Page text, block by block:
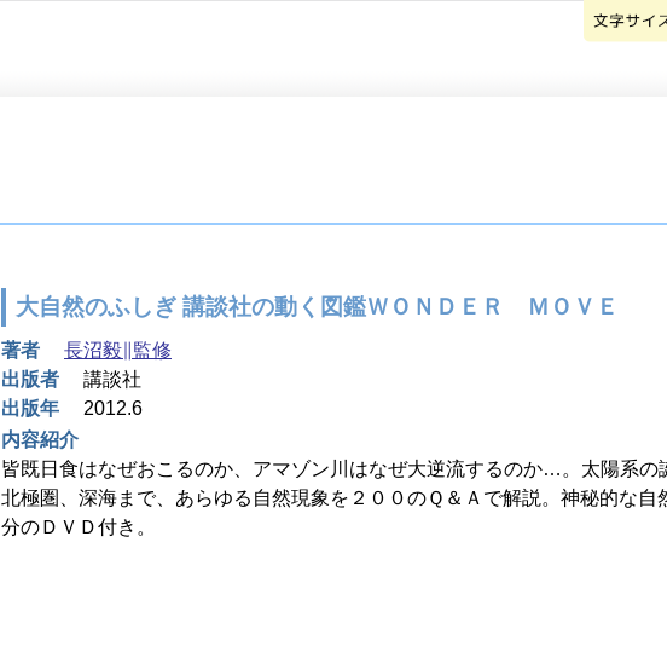
大自然のふしぎ 講談社の動く図鑑ＷＯＮＤＥＲ ＭＯＶＥ
著者
長沼毅∥監修
出版者
講談社
出版年
2012.6
内容紹介
皆既日食はなぜおこるのか、アマゾン川はなぜ大逆流するのか…。太陽系の
北極圏、深海まで、あらゆる自然現象を２００のＱ＆Ａで解説。神秘的な自
分のＤＶＤ付き。